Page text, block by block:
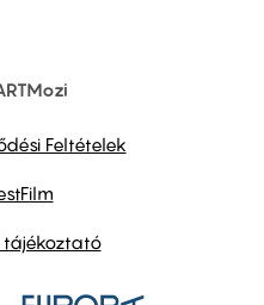
Feltételek
tájékoztató